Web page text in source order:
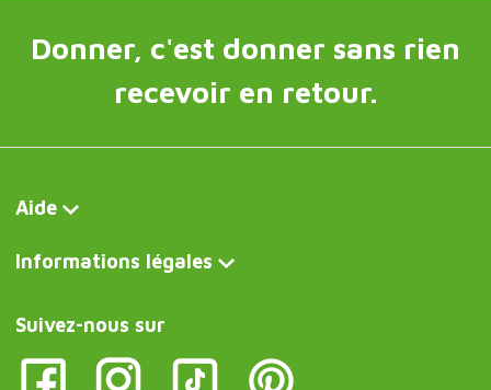
Donner, c'est donner sans rien
recevoir en retour.
Aide
Informations légales
Suivez-nous sur